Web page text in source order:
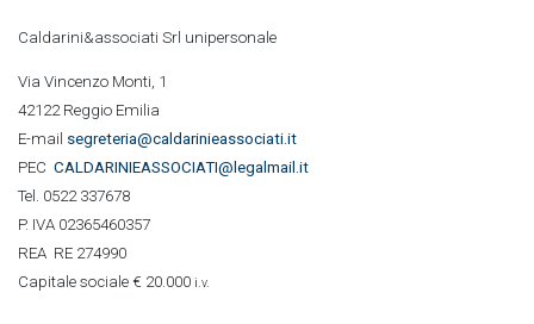
Caldarini&associati Srl unipersonale
Via Vincenzo Monti, 1
42122 Reggio Emilia
E-mail segreteria@caldarinieassociati.it
PEC CALDARINIEASSOCIATI@legalmail.it
Tel. 0522 337678
P. IVA 02365460357
REA RE 274990
Capitale sociale € 20.000 i.v.